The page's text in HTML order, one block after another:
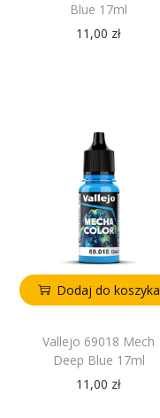
Blue 17ml
11,00 zł
Dodaj do koszyka
Vallejo 69018 Mech
Deep Blue 17ml
11,00 zł